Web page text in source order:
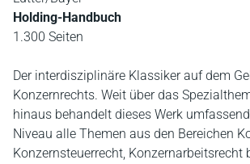
Holding-Handbuch
1.300 Seiten
Der interdisziplinäre Klassiker auf dem
Konzernrechts. Weit über das
hinaus behandelt dieses Werk
Niveau alle Themen aus den Bereichen
Konzernsteuerrecht, Konzernarbeitsrecht